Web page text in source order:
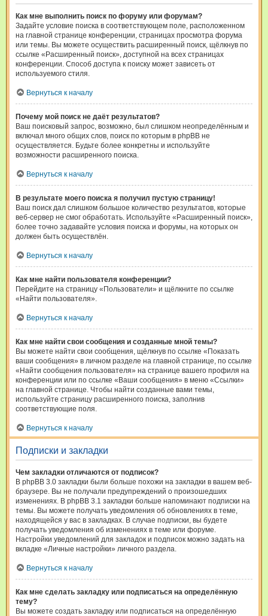
Как мне выполнить поиск по форуму или форумам?
Задайте условие поиска в соответствующем поле, расположенном
на главной странице конференции, страницах просмотра форума
или темы. Вы можете осуществить расширенный поиск, щёлкнув по
ссылке «Расширенный поиск», доступной на всех страницах
конференции. Способ доступа к поиску может зависеть от
используемого стиля.
Вернуться к началу
Почему мой поиск не даёт результатов?
Ваш поисковый запрос, возможно, был слишком неопределённым и
включал много общих слов, поиск по которым в phpBB не
осуществляется. Будьте более конкретны и используйте
возможности расширенного поиска.
Вернуться к началу
В результате моего поиска я получил пустую страницу!
Ваш поиск дал слишком большое количество результатов, которые
веб-сервер не смог обработать. Используйте «Расширенный поиск»,
более точно задавайте условия поиска и форумы, на которых он
должен быть осуществлён.
Вернуться к началу
Как мне найти пользователя конференции?
Перейдите на страницу «Пользователи» и щёлкните по ссылке
«Найти пользователя».
Вернуться к началу
Как мне найти свои сообщения и созданные мной темы?
Вы можете найти свои сообщения, щёлкнув по ссылке «Показать
ваши сообщения» в личном разделе на главной странице, по ссылке
«Найти сообщения пользователя» на странице вашего профиля на
конференции или по ссылке «Ваши сообщения» в меню «Ссылки»
на главной странице. Чтобы найти созданные вами темы,
используйте страницу расширенного поиска, заполнив
соответствующие поля.
Вернуться к началу
Подписки и закладки
Чем закладки отличаются от подписок?
В phpBB 3.0 закладки были больше похожи на закладки в вашем веб-
браузере. Вы не получали предупреждений о произошедших
изменениях. В phpBB 3.1 закладки больше напоминают подписки на
темы. Вы можете получать уведомления об обновлениях в теме,
находящейся у вас в закладках. В случае подписки, вы будете
получать уведомления об изменениях в теме или форуме.
Настройки уведомлений для закладок и подписок можно задать на
вкладке «Личные настройки» личного раздела.
Вернуться к началу
Как мне сделать закладку или подписаться на определённую
тему?
Вы можете создать закладку или подписаться на определённую